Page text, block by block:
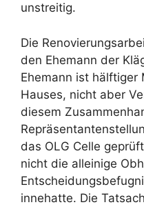
unstreitig.
Die
den Ehemann der
Ehemann ist hälftiger
Hauses, nicht aber
diesem
das OLG Celle
nicht die alleinige
innehatte. Die